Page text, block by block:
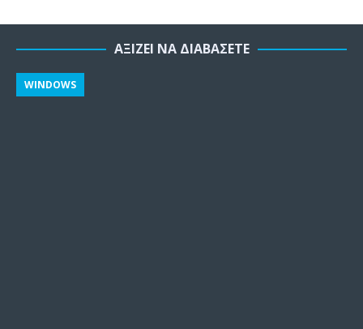
ΑΞΊΖΕΙ ΝΑ ΔΙΑΒΆΣΕΤΕ
WINDOWS